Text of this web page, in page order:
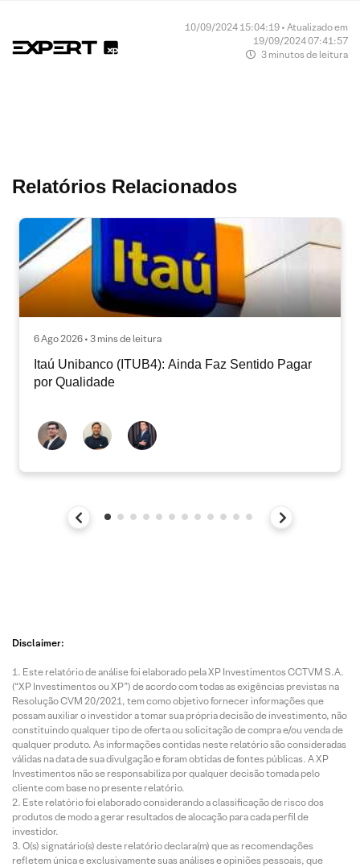
10/09/2024 15:04:19 • Atualizado em
19/09/2024 07:41:57
3 minutos de leitura
Relatórios Relacionados
6 Ago 2026 • 3 mins de leitura
Itaú Unibanco (ITUB4): Ainda Faz Sentido Pagar
por Qualidade
Disclaimer:
Este relatório de análise foi elaborado pela XP Investimentos CCTVM S.A.
(“XP Investimentos ou XP”) de acordo com todas as exigências previstas na
Resolução CVM 20/2021, tem como objetivo fornecer informações que
possam auxiliar o investidor a tomar sua própria decisão de investimento, não
constituindo qualquer tipo de oferta ou solicitação de compra e/ou venda de
qualquer produto. As informações contidas neste relatório são consideradas
válidas na data de sua divulgação e foram obtidas de fontes públicas. A XP
Investimentos não se responsabiliza por qualquer decisão tomada pelo
cliente com base no presente relatório.
Este relatório foi elaborado considerando a classificação de risco dos
produtos de modo a gerar resultados de alocação para cada perfil de
investidor.
O(s) signatário(s) deste relatório declara(m) que as recomendações
refletem única e exclusivamente suas análises e opiniões pessoais, que